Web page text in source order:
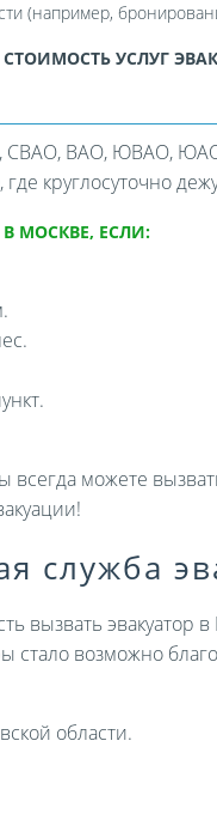
(например,
УСЛУГ
СВАО, ВАО, ЮВАО,
круглосуточно
МОСКВЕ, ЕСЛИ:
можете
служба
вызвать эвакуатор
стало возможно
области.